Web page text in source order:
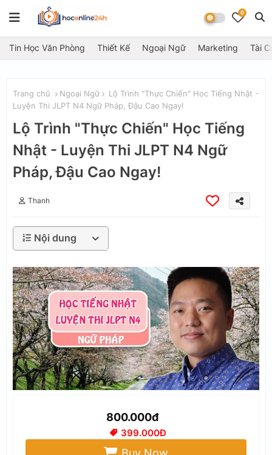
0
Tin Học Văn Phòng Thiết Kế Ngoại Ngữ Marketing Tài
Trang chủ Ngoại Ngữ
Lộ Trình "Thực Chiến" Học Tiếng Nhật -
Luyện Thi JLPT N4 Ngữ Pháp, Đậu Cao Ngay!
Lộ Trình "Thực Chiến" Học Tiếng
Nhật - Luyện Thi JLPT N4 Ngữ
Pháp, Đậu Cao Ngay!
Thanh
Nội dung
800.000đ
399.000Đ